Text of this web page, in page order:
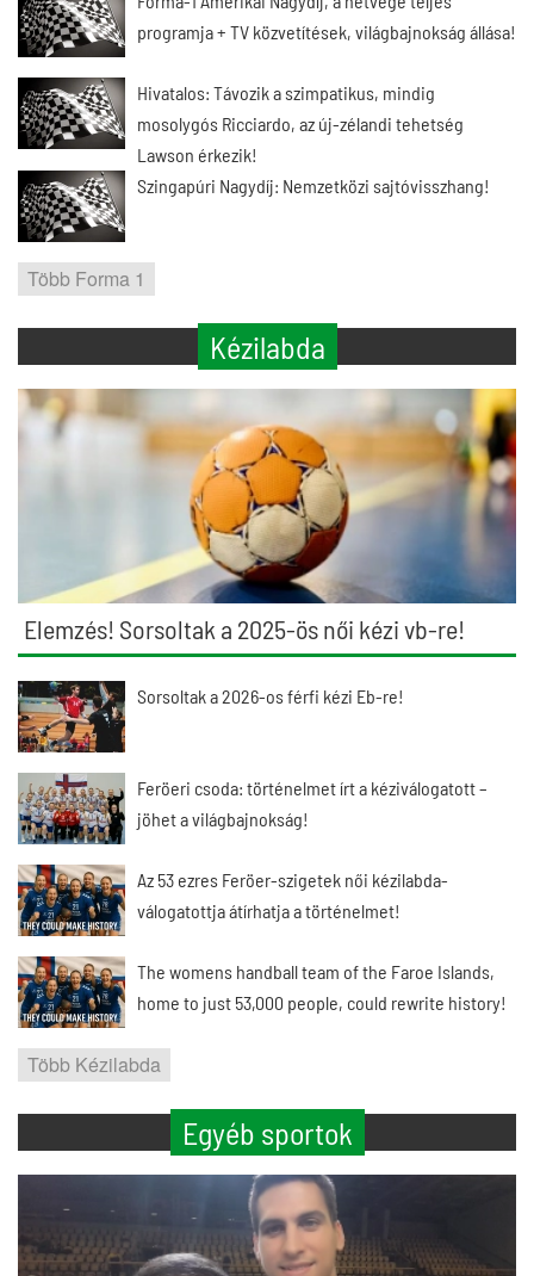
programja + TV közvetítések, világbajnokság állása!
Hivatalos: Távozik a szimpatikus, mindig
mosolygós Ricciardo, az új-zélandi tehetség
Lawson érkezik!
Szingapúri Nagydíj: Nemzetközi sajtóvisszhang!
Több Forma 1
Kézilabda
Elemzés! Sorsoltak a 2025-ös női kézi vb-re!
Sorsoltak a 2026-os férfi kézi Eb-re!
Feröeri csoda: történelmet írt a kéziválogatott –
jöhet a világbajnokság!
Az 53 ezres Feröer-szigetek női kézilabda-
válogatottja átírhatja a történelmet!
The womens handball team of the Faroe Islands,
home to just 53,000 people, could rewrite history!
Több Kézilabda
Egyéb sportok